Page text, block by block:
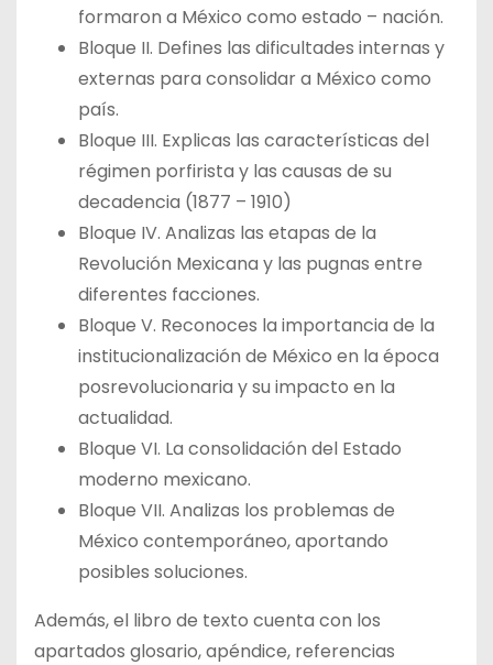
formaron a México como estado – nación.
Bloque II. Defines las dificultades internas y
externas para consolidar a México como
país.
Bloque III. Explicas las características del
régimen porfirista y las causas de su
decadencia (1877 – 1910)
Bloque IV. Analizas las etapas de la
Revolución Mexicana y las pugnas entre
diferentes facciones.
Bloque V. Reconoces la importancia de la
institucionalización de México en la época
posrevolucionaria y su impacto en la
actualidad.
Bloque VI. La consolidación del Estado
moderno mexicano.
Bloque VII. Analizas los problemas de
México contemporáneo, aportando
posibles soluciones.
Además, el libro de texto cuenta con los
apartados glosario, apéndice, referencias